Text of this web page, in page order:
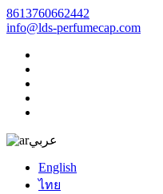
8613760662442
info@lds-perfumecap.com
عربي
English
ไทย